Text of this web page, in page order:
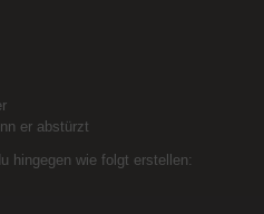
er abstürzt
hingegen wie folgt erstellen: